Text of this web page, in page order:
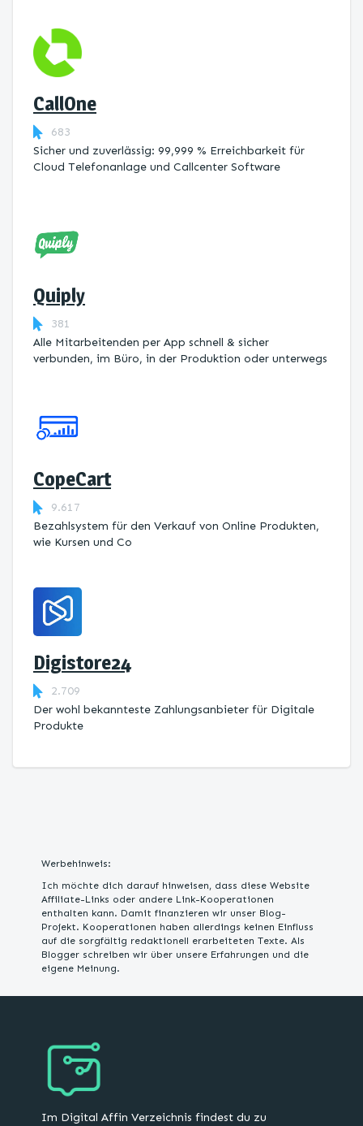
CallOne
683
Sicher und zuverlässig: 99,999 % Erreichbarkeit für
Cloud Telefonanlage und Callcenter Software
Quiply
381
Alle Mitarbeitenden per App schnell & sicher
verbunden, im Büro, in der Produktion oder unterwegs
CopeCart
9.617
Bezahlsystem für den Verkauf von Online Produkten,
wie Kursen und Co
Digistore24
2.709
Der wohl bekannteste Zahlungsanbieter für Digitale
Produkte
Werbehinweis:
Ich möchte dich darauf hinweisen, dass diese Website
Affiliate-Links oder andere Link-Kooperationen
enthalten kann. Damit finanzieren wir unser Blog-
Projekt. Kooperationen haben allerdings keinen Einfluss
auf die sorgfältig redaktionell erarbeiteten Texte. Als
Blogger schreiben wir über unsere Erfahrungen und die
eigene Meinung.
Im Digital Affin Verzeichnis findest du zu